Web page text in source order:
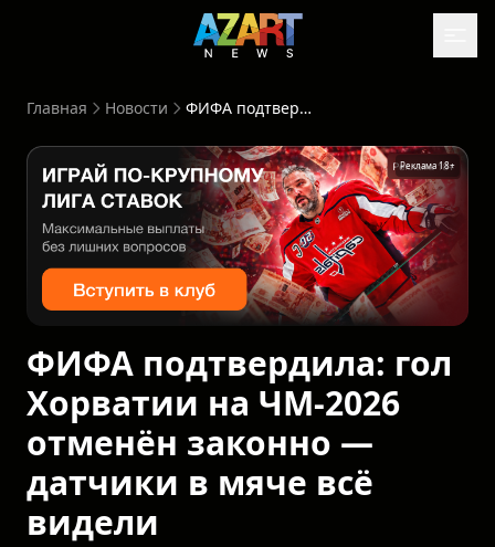
Главная Новости ФИФА подтвердила: гол Хорватии на ЧМ-2026 отменён законно — датчики в мяче всё видели
Реклама 18+
ФИФА подтвердила: гол
Хорватии на ЧМ-2026
отменён законно —
датчики в мяче всё
видели